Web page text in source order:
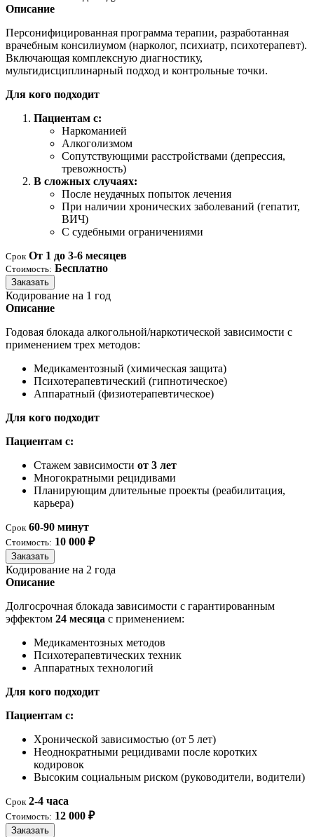
Описание
Персонифицированная программа терапии, разработанная
врачебным консилиумом (нарколог, психиатр, психотерапевт).
Включающая комплексную диагностику,
мультидисциплинарный подход и контрольные точки.
Для кого подходит
Пациентам с:
Наркоманией
Алкоголизмом
Сопутствующими расстройствами (депрессия,
тревожность)
В сложных случаях:
После неудачных попыток лечения
При наличии хронических заболеваний (гепатит,
ВИЧ)
С судебными ограничениями
Срок От 1 до 3-6 месяцев
Стоимость: Бесплатно
Заказать
Кодирование на 1 год
Описание
Годовая блокада алкогольной/наркотической зависимости с
применением трех методов:
Медикаментозный (химическая защита)
Психотерапевтический (гипнотическое)
Аппаратный (физиотерапевтическое)
Для кого подходит
Пациентам с:
Стажем зависимости от 3 лет
Многократными рецидивами
Планирующим длительные проекты (реабилитация,
карьера)
Срок 60-90 минут
Стоимость: 10 000 ₽
Заказать
Кодирование на 2 года
Описание
Долгосрочная блокада зависимости с гарантированным
эффектом 24 месяца с применением:
Медикаментозных методов
Психотерапевтических техник
Аппаратных технологий
Для кого подходит
Пациентам с:
Хронической зависимостью (от 5 лет)
Неоднократными рецидивами после коротких
кодировок
Высоким социальным риском (руководители, водители)
Срок 2-4 часа
Стоимость: 12 000 ₽
Заказать